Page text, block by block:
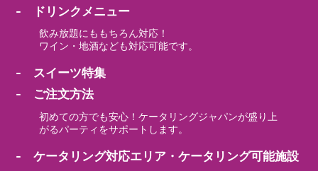
- ドリンクメニュー
飲み放題にももちろん対応！
ワイン・地酒なども対応可能です。
- スイーツ特集
- ご注文方法
初めての方でも安心！ケータリングジャパンが盛り上
がるパーティをサポートします。
- ケータリング対応エリア・ケータリング可能施設